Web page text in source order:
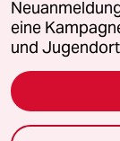
Leitlinie
Seitenwende
eine
und